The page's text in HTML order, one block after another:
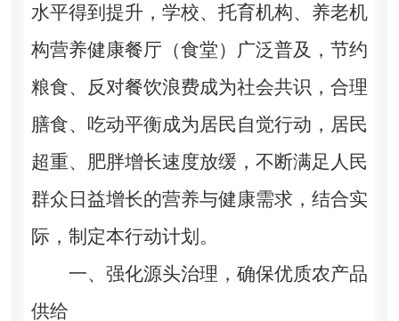
水平得到提升，学校、托育机构、养老机
构营养健康餐厅（食堂）广泛普及，节约
粮食、反对餐饮浪费成为社会共识，合理
膳食、吃动平衡成为居民自觉行动，居民
超重、肥胖增长速度放缓，不断满足人民
群众日益增长的营养与健康需求，结合实
际，制定本行动计划。
一、强化源头治理，确保优质农产品
供给